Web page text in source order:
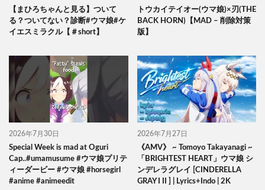
【まひろちゃんと見る】ついて
る？ついてない？診断#ウマ娘#ケ
イエスミラクル【＃short】
トウカイテイオー(ウマ娘)×刃(THE
BACK HORN)【MAD – 削除対策
版】
2026年7月30日
Special Week is mad at Oguri
Cap..#umamusume #ウマ娘プリテ
ィーダービー #ウマ娘 #horsegirl
#anime #animeedit
2026年7月27日
《AMV》 ~ Tomoyo Takayanagi ~
「BRIGHTEST HEART」ウマ娘 シ
ンデレラグレイ [CINDERELLA
GRAY I II ] | Lyrics+Indo | 2K